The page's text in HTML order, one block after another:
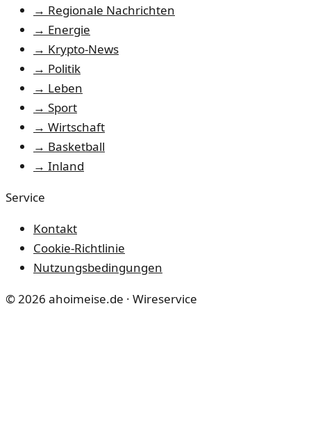
→ Regionale Nachrichten
→ Energie
→ Krypto-News
→ Politik
→ Leben
→ Sport
→ Wirtschaft
→ Basketball
→ Inland
Service
Kontakt
Cookie-Richtlinie
Nutzungsbedingungen
©2026 ahoimeise.de · Wireservice